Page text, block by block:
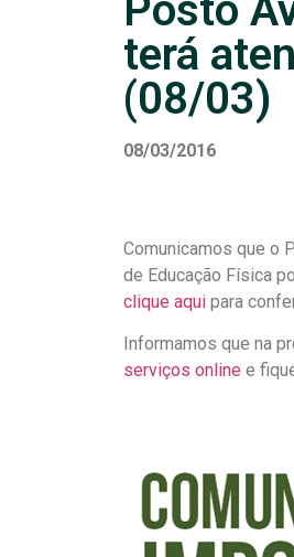
Posto
terá
(08/03)
08/03/2016
Comunicamos que o
de Educação Física
clique aqui para
Informamos que na
serviços online e